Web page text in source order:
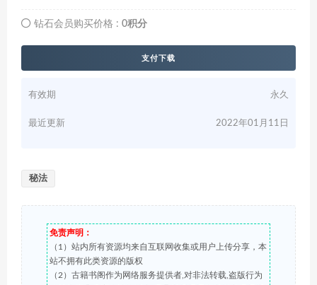
钻石会员购买价格 : 0积分
支付下载
有效期 永久
最近更新 2022年01月11日
秘法
免责声明：
（1）站内所有资源均来自互联网收集或用户上传分享，本
站不拥有此类资源的版权
（2）古籍书阁作为网络服务提供者,对非法转载,盗版行为